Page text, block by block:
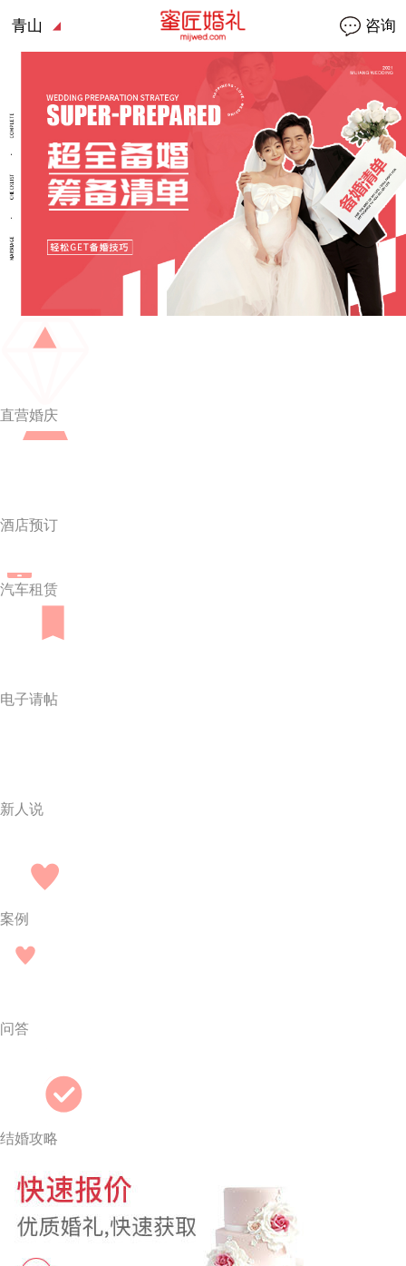
青山 咨询
直营婚庆
酒店预订
汽车租赁
电子请帖
新人说
案例
问答
结婚攻略